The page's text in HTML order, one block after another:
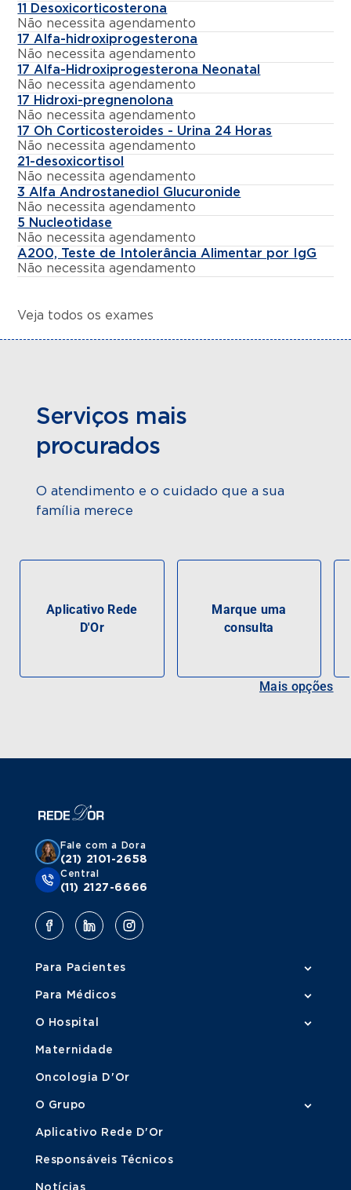
11 Desoxicorticosterona
Não necessita agendamento
17 Alfa-hidroxiprogesterona
Não necessita agendamento
17 Alfa-Hidroxiprogesterona Neonatal
Não necessita agendamento
17 Hidroxi-pregnenolona
Não necessita agendamento
17 Oh Corticosteroides - Urina 24 Horas
Não necessita agendamento
21-desoxicortisol
Não necessita agendamento
3 Alfa Androstanediol Glucuronide
Não necessita agendamento
5 Nucleotidase
Não necessita agendamento
A200, Teste de Intolerância Alimentar por IgG
Não necessita agendamento
Veja todos os exames
Serviços mais
procurados
O atendimento e o cuidado que a sua
família merece
Aplicativo Rede
D'Or
Marque uma
consulta
Mais opções
Fale com a Dora
(21) 2101-2658
Central
(11) 2127-6666
Para Pacientes
Para Médicos
O Hospital
Maternidade
Oncologia D'Or
O Grupo
Aplicativo Rede D'Or
Responsáveis Técnicos
Notícias